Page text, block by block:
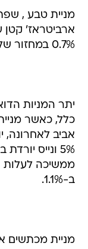
מניית טבע ,
0.7% במחזור של 2.5 מיליון שקל - הגבוה בבורסה.
יתר המניות
כלל, כאשר
ב-1.1%.
מניית מכתשים